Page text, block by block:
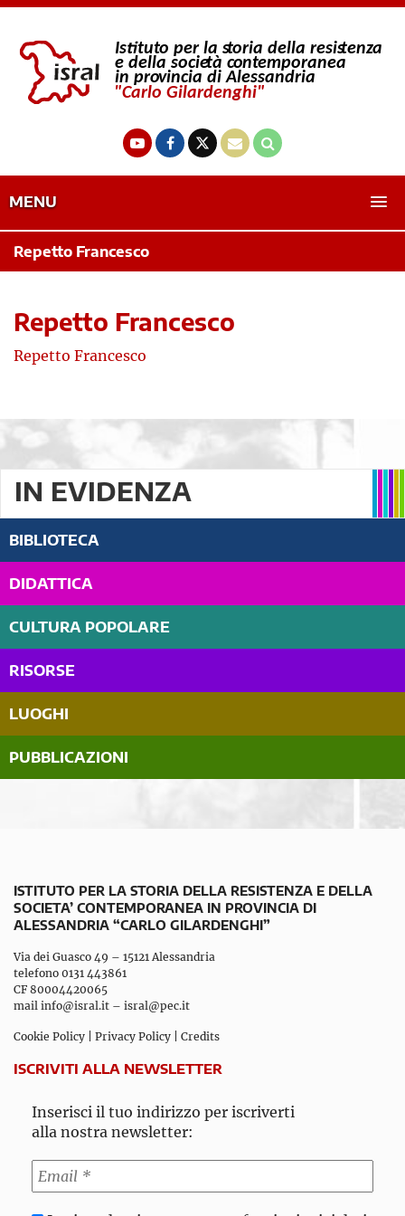
MENU
Repetto Francesco
Repetto Francesco
Repetto Francesco
IN EVIDENZA
BIBLIOTECA
DIDATTICA
CULTURA POPOLARE
RISORSE
LUOGHI
PUBBLICAZIONI
ISTITUTO PER LA STORIA DELLA RESISTENZA E DELLA
SOCIETA’ CONTEMPORANEA IN PROVINCIA DI
ALESSANDRIA “CARLO GILARDENGHI”
Via dei Guasco 49 – 15121 Alessandria
telefono 0131 443861
CF 80004420065
mail info@isral.it – isral@pec.it
Cookie Policy Privacy Policy Credits
ISCRIVITI ALLA NEWSLETTER
Inserisci il tuo indirizzo per iscriverti
alla nostra newsletter: